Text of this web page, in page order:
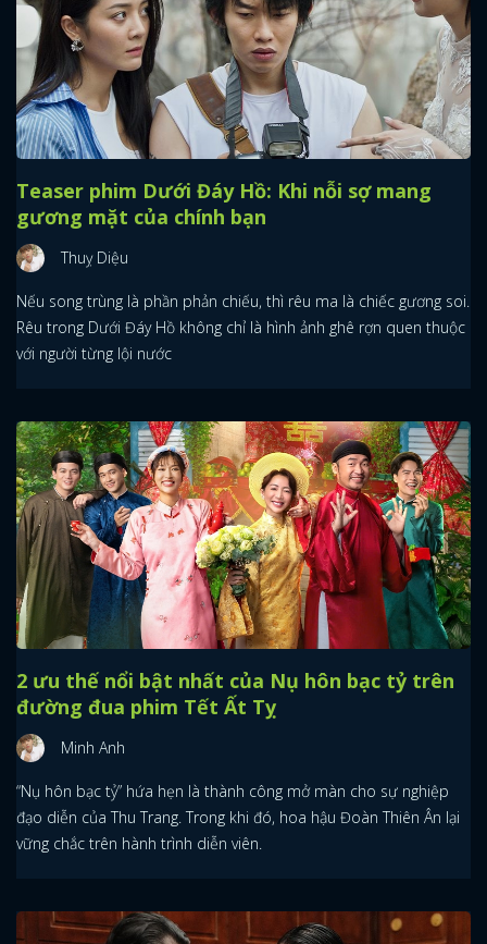
Teaser phim Dưới Đáy Hồ: Khi nỗi sợ mang
gương mặt của chính bạn
Thuỵ Diệu
Nếu song trùng là phần phản chiếu, thì rêu ma là chiếc gương soi.
Rêu trong Dưới Đáy Hồ không chỉ là hình ảnh ghê rợn quen thuộc
với người từng lội nước
2 ưu thế nổi bật nhất của Nụ hôn bạc tỷ trên
đường đua phim Tết Ất Tỵ
Minh Anh
“Nụ hôn bạc tỷ” hứa hẹn là thành công mở màn cho sự nghiệp
đạo diễn của Thu Trang. Trong khi đó, hoa hậu Đoàn Thiên Ân lại
vững chắc trên hành trình diễn viên.